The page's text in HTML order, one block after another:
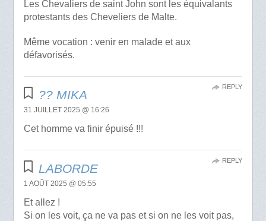
Les Chevaliers de saint John sont les équivalants
protestants des Cheveliers de Malte.
Même vocation : venir en malade et aux
défavorisés.
?️? MIKA
31 JUILLET 2025 @ 16:26
Cet homme va finir épuisé !!!
REPLY
LABORDE
1 AOÛT 2025 @ 05:55
Et allez !
Si on les voit, ça ne va pas et si on ne les voit pas,
REPLY